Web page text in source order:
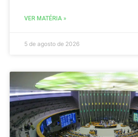
VER MATÉRIA »
5 de agosto de 2026